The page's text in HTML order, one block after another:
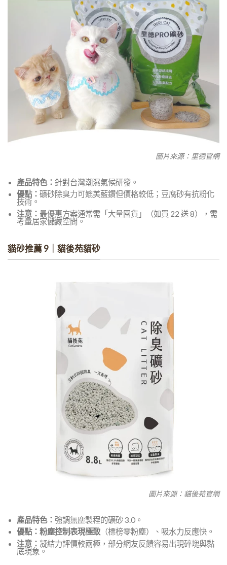
圖片來源：里德官網
產品特色： 針對台灣潮濕氣候研發。
優點：礦砂除臭力可媲美藍鑽但價格較低；豆腐砂有抗粉化
技術。
注意： 最優惠方案通常需「大量囤貨」（如買 22 送 8），需
考量居家儲藏空間。
貓砂推薦 9｜貓後苑貓砂
圖片來源：貓後苑官網
產品特色：強調無塵製程的礦砂 3.0。
優點：粉塵控制表現極致 （標榜零粉塵）、吸水力反應快。
注意： 凝結力評價較兩極，部分網友反饋容易出現碎塊與黏
底現象。